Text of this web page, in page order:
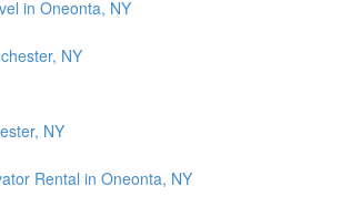
in Oneonta, NY
NY